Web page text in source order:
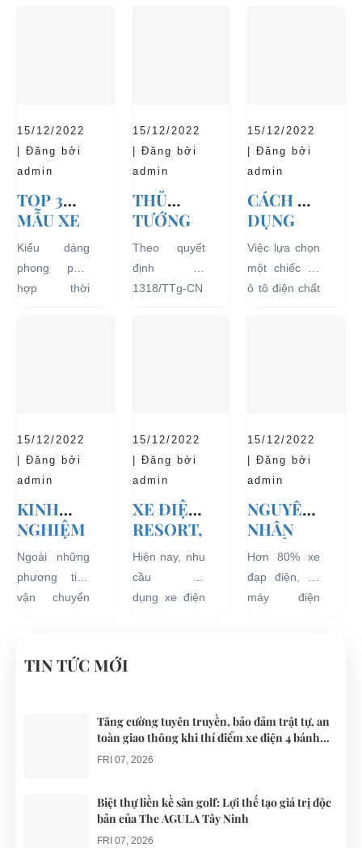
15/12/2022
| Đăng bởi
admin
TOP 3
MẪU XE
Ô TÔ
ĐIỆN
THỊNH
HÀNH VÀ
Kiểu dáng
phong phú,
hợp thời
những ưu...
15/12/2022
| Đăng bởi
admin
THỦ
TƯỚNG
CHÍNH
PHỦ
ĐỒNG Ý
TẠI CÁC
KHU VỰC
HẠN
CHẾ
Theo quyết
định số
1318/TTg-CN
chạy bằng
điện...
15/12/2022
| Đăng bởi
admin
CÁCH SỬ
DỤNG
XE Ô TÔ
ĐIỆN ĐỂ
TĂNG
TUỔI
Việc lựa chọn
một chiếc xe
ô tô điện chất
15/12/2022
| Đăng bởi
admin
KINH
NGHIỆM
THUÊ XE
ĐIỆN DU
LỊCH
VÒNG
ĐÀ NẴNG
Ngoài những
phương tiện
vận chuyển
xe đạp, du
15/12/2022
| Đăng bởi
admin
XE ĐIỆN
RESORT,
TRÀO
LƯU MỚI
CHO
CÁC KHU
Hiện nay, nhu
cầu sử
dụng xe điện
khắp cả
nước.
15/12/2022
| Đăng bởi
admin
NGUYÊN
NHÂN
KHIẾN
ẮC QUY
XE ĐẠP
ĐIỆN BỊ
Hơn 80% xe
đạp điện, xe
máy điện
quy. Do đó
các trục trặc
TIN TỨC MỚI
Tăng cường tuyên truyền, bảo đảm trật tự, an
toàn giao thông khi thí điểm xe điện 4 bánh
phục vụ du lịch
FRI 07, 2026
Biệt thự liền kề sân golf: Lợi thế tạo giá trị độc
bản của The AGULA Tây Ninh
FRI 07, 2026